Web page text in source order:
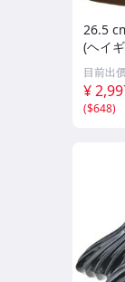
26.5
(ヘイ
ィーシ
芯入り
HG-
目前出
¥
($648)